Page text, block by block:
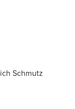
Schmutz